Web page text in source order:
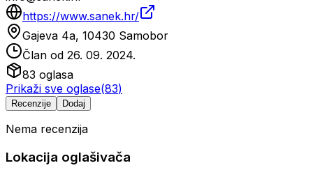
https://www.sanek.hr/
Gajeva 4a, 10430 Samobor
Član od 26. 09. 2024.
83 oglasa
Prikaži sve oglase(83)
Recenzije Dodaj
Nema recenzija
Lokacija oglašivača